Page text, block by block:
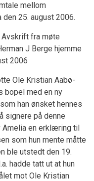
mellom
25. august 2006.
Avskrift fra møte
J Berge hjemme
2006
Ole Kristian Aabø-
bopel med en ny
han ønsket hennes
signere på denne
Amelia en erklæring til
som hun mente måtte
ble utstedt den 19.
hadde tatt ut at hun
mot Ole Kristian